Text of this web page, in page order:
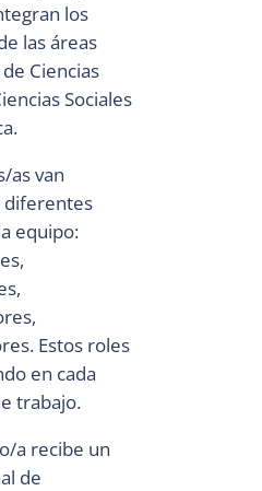
los
las áreas
Ciencias
Sociales
as van
equipo:
Estos roles
en cada
trabajo.
a recibe un
de